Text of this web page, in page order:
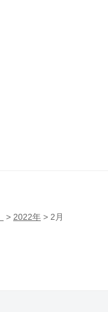
> 2022年 > 2月